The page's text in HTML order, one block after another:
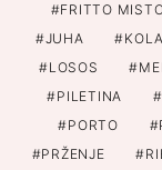
FRITTO
JUHA
LOSOS
PILETINA
PORTO
PRŽENJE